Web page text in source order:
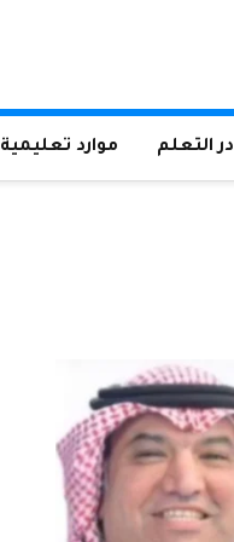
التعلم موارد تعليمية